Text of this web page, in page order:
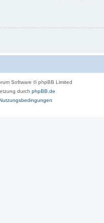
Software © phpBB Limited
durch phpBB.de